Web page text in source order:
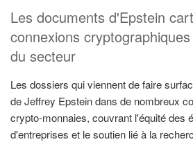
Les documents d'Epstein
connexions
du secteur
Les dossiers qui viennent de faire
de Jeffrey Epstein dans de nombreux
crypto-monnaies, couvrant l'équité des
d'entreprises et le soutien lié à la